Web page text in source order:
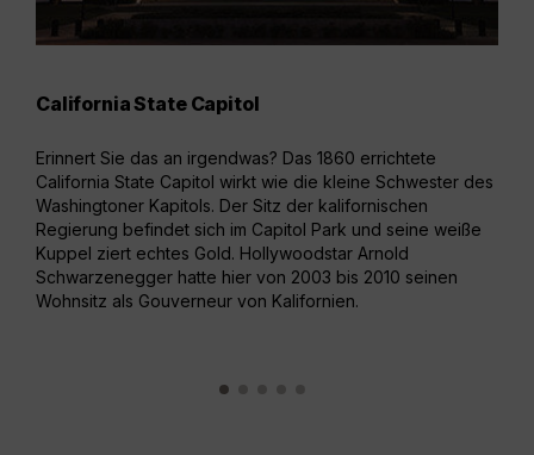
California State Capitol
Erinnert Sie das an irgendwas? Das 1860 errichtete
California State Capitol wirkt wie die kleine Schwester des
Washingtoner Kapitols. Der Sitz der kalifornischen
Regierung befindet sich im Capitol Park und seine weiße
Kuppel ziert echtes Gold. Hollywoodstar Arnold
Schwarzenegger hatte hier von 2003 bis 2010 seinen
Wohnsitz als Gouverneur von Kalifornien.